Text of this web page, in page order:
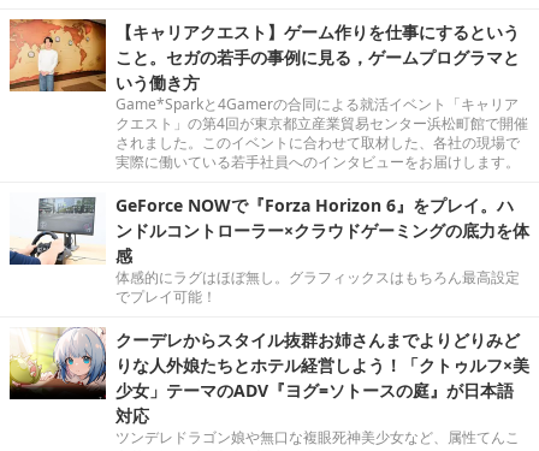
【キャリアクエスト】ゲーム作りを仕事にするという
こと。セガの若手の事例に見る，ゲームプログラマと
いう働き方
Game*Sparkと4Gamerの合同による就活イベント「キャリア
クエスト」の第4回が東京都立産業貿易センター浜松町館で開催
されました。このイベントに合わせて取材した、各社の現場で
実際に働いている若手社員へのインタビューをお届けします。
GeForce NOWで『Forza Horizon 6』をプレイ。ハ
ンドルコントローラー×クラウドゲーミングの底力を体
感
体感的にラグはほぼ無し。グラフィックスはもちろん最高設定
でプレイ可能！
クーデレからスタイル抜群お姉さんまでよりどりみど
りな人外娘たちとホテル経営しよう！「クトゥルフ×美
少女」テーマのADV『ヨグ=ソトースの庭』が日本語
対応
ツンデレドラゴン娘や無口な複眼死神美少女など、属性てんこ